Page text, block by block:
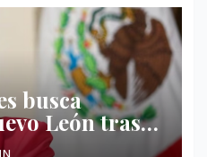
busca
León tras